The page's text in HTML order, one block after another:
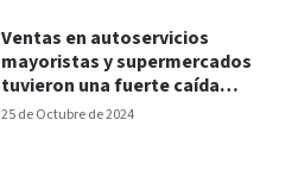
25 de Octubre de 2024
Ventas en autoservicios
mayoristas y supermercados
tuvieron una fuerte caída
interanual